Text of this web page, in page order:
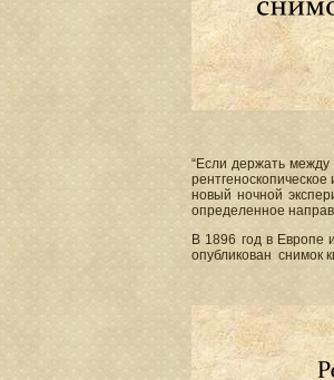
“Если держать
новый ночной
определенное
В 1896 год в Европе
опубликован снимок